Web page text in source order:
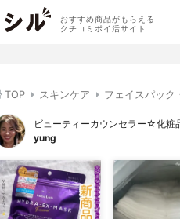
おすすめ商品がもらえる
クチコミポイ活サイト
TOP スキンケア フェイスパック
ビューティーカウンセラー☆化
yung